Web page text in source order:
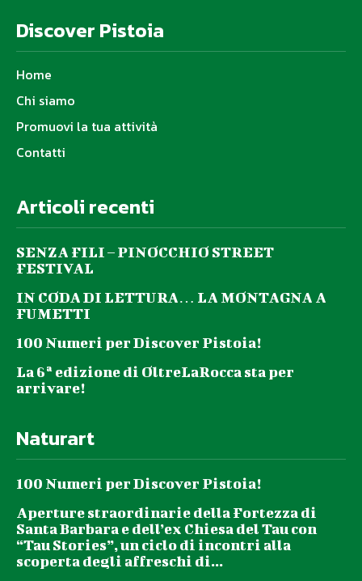
Discover Pistoia
Home
Chi siamo
Promuovi la tua attività
Contatti
Articoli recenti
SENZA FILI – PINOCCHIO STREET
FESTIVAL
IN CODA DI LETTURA… LA MONTAGNA A
FUMETTI
100 Numeri per Discover Pistoia!
La 6ª edizione di OltreLaRocca sta per
arrivare!
Naturart
100 Numeri per Discover Pistoia!
Aperture straordinarie della Fortezza di
Santa Barbara e dell’ex Chiesa del Tau con
“Tau Stories”, un ciclo di incontri alla
scoperta degli affreschi di...